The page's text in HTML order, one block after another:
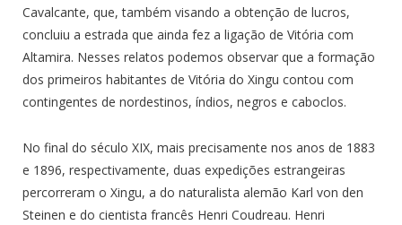
Cavalcante, que, também visando a obtenção de lucros,
concluiu a estrada que ainda fez a ligação de Vitória com
Altamira. Nesses relatos podemos observar que a formação
dos primeiros habitantes de Vitória do Xingu contou com
contingentes de nordestinos, índios, negros e caboclos.
No final do século XIX, mais precisamente nos anos de 1883
e 1896, respectivamente, duas expedições estrangeiras
percorreram o Xingu, a do naturalista alemão Karl von den
Steinen e do cientista francês Henri Coudreau. Henri